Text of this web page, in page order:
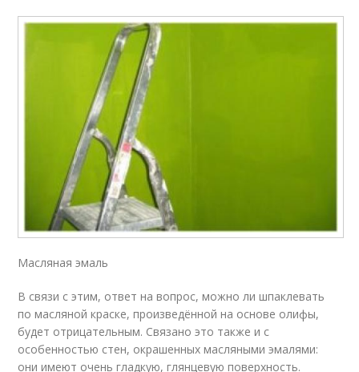
Масляная эмаль
В связи с этим, ответ на вопрос, можно ли шпаклевать
по масляной краске, произведённой на основе олифы,
будет отрицательным. Связано это также и с
особенностью стен, окрашенных масляными эмалями:
они имеют очень гладкую, глянцевую поверхность.